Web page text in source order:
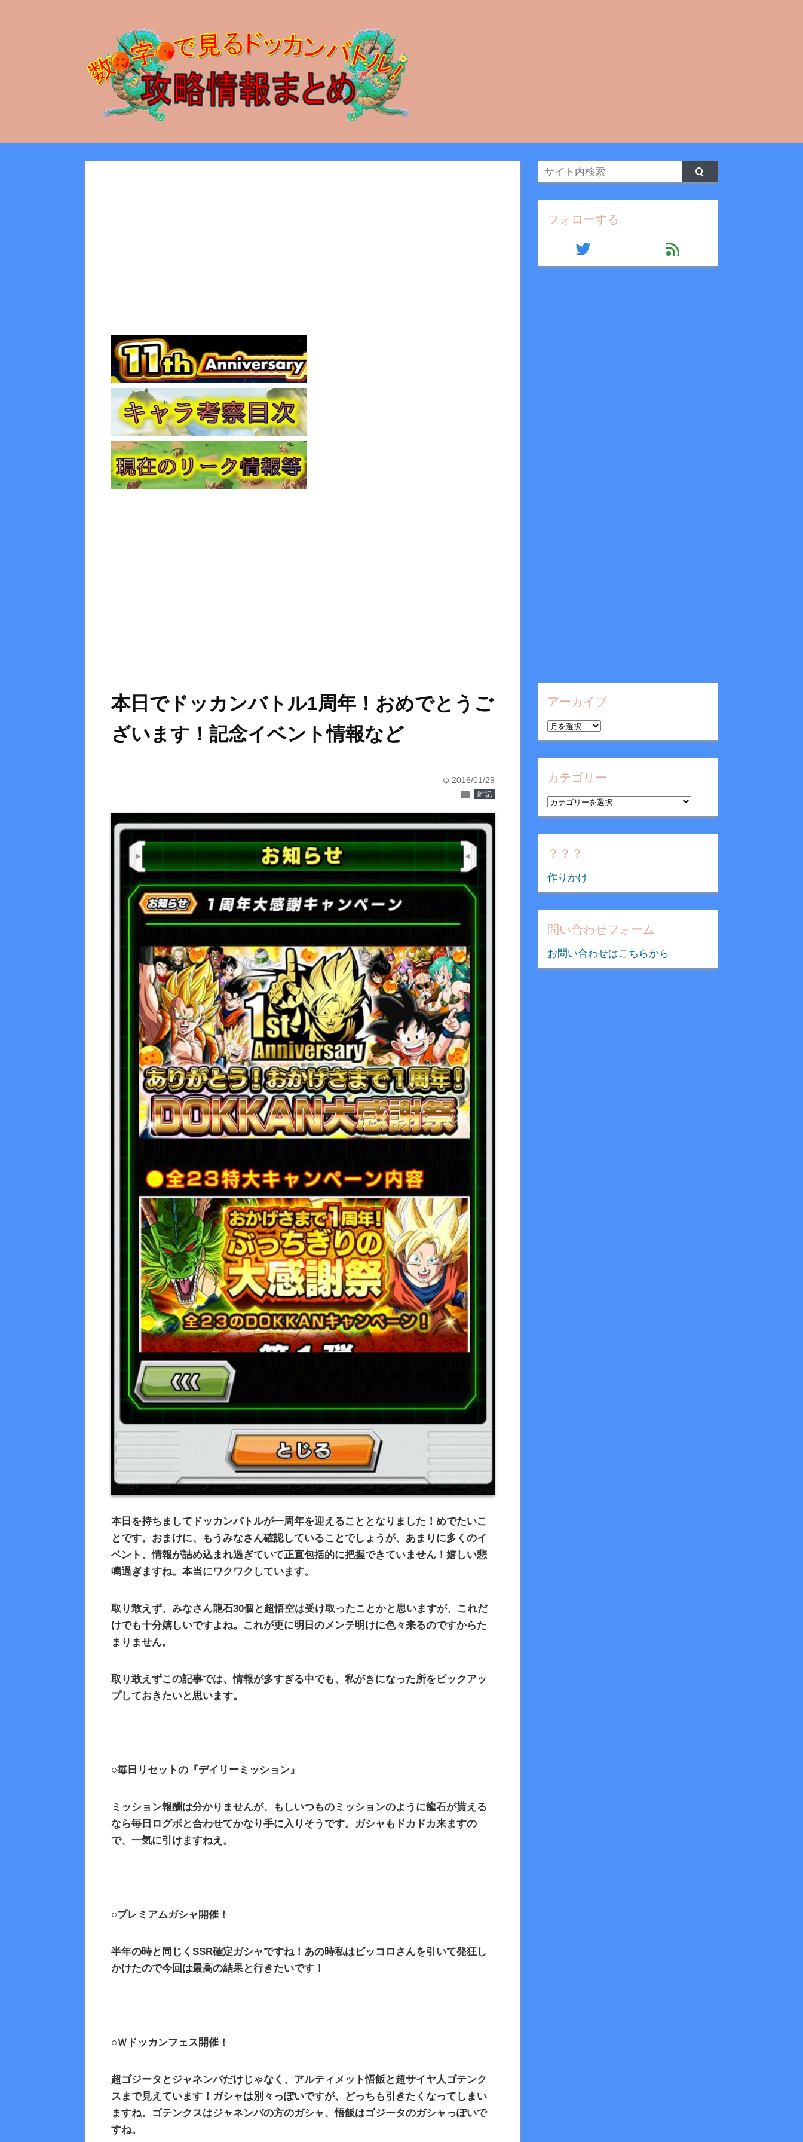
本日でドッカンバトル1周年！おめでとうご
ざいます！記念イベント情報など
time 2016/01/29
folder 雑記
本日を持ちましてドッカンバトルが一周年を迎えることとなりました！めでたいこ
とです。おまけに、もうみなさん確認していることでしょうが、あまりに多くのイ
ベント、情報が詰め込まれ過ぎていて正直包括的に把握できていません！嬉しい悲
鳴過ぎますね。本当にワクワクしています。
取り敢えず、みなさん龍石30個と超悟空は受け取ったことかと思いますが、これだ
けでも十分嬉しいですよね。これが更に明日のメンテ明けに色々来るのですからた
まりません。
取り敢えずこの記事では、情報が多すぎる中でも、私がきになった所をピックアッ
プしておきたいと思います。
○毎日リセットの『デイリーミッション』
ミッション報酬は分かりませんが、もしいつものミッションのように龍石が貰える
なら毎日ログボと合わせてかなり手に入りそうです。ガシャもドカドカ来ますの
で、一気に引けますねえ。
○プレミアムガシャ開催！
半年の時と同じく SSR確定ガシャですね！あの時私はピッコロさんを引いて発狂し
かけたので今回は最高の結果と行きたいです！
○Ｗドッカンフェス開催！
超ゴジータとジャネンバだけじゃなく、アルティメット悟飯と超サイヤ人ゴテンク
スまで見えています！ガシャは別々っぽいですが、どっちも引きたくなってしまい
ますね。ゴテンクスはジャネンバの方のガシャ、悟飯はゴジータのガシャっぽいで
すね。
フォローする
twitter feed
アーカイブ
ア
ー
カ
イ
カテゴリー
カ
テ
ゴ
リ
？？？
作りかけ
問い合わせフォーム
お問い合わせはこちらから